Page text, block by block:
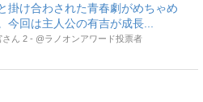
掛け合わされた青春劇がめちゃめ
今回は主人公の有吉が成長...
ん 2 - @ラノオンアワード投票者